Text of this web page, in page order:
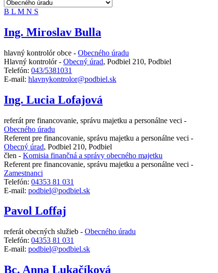
B L M N S
Ing. Miroslav Bulla
hlavný kontrolór obce - Obecného úradu
Hlavný kontrolór - Obecný úrad, Podbiel 210, Podbiel
Telefón: 043/5381031
E-mail: hlavnykontrolor@podbiel.sk
Ing. Lucia Lofajová
referát pre financovanie, správu majetku a personálne veci -
Obecného úradu
Referent pre financovanie, správu majetku a personálne veci -
Obecný úrad, Podbiel 210, Podbiel
člen - Komisia finančná a správy obecného majetku
Referent pre financovanie, správu majetku a personálne veci -
Zamestnanci
Telefón: 04353 81 031
E-mail: podbiel@podbiel.sk
Pavol Loffaj
referát obecných služieb - Obecného úradu
Telefón: 04353 81 031
E-mail: podbiel@podbiel.sk
Bc. Anna Lukačíková